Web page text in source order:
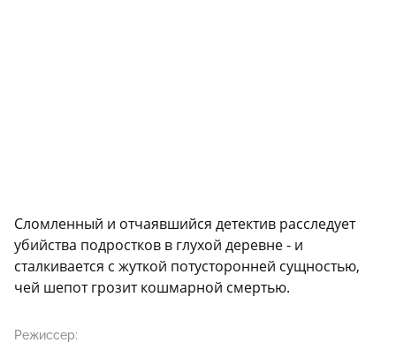
Сломленный и отчаявшийся детектив расследует
убийства подростков в глухой деревне - и
сталкивается с жуткой потусторонней сущностью,
чей шепот грозит кошмарной смертью.
Режиссер: